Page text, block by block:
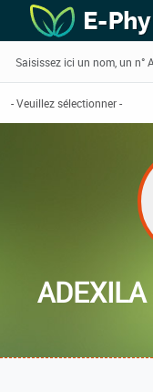
ADEXILA